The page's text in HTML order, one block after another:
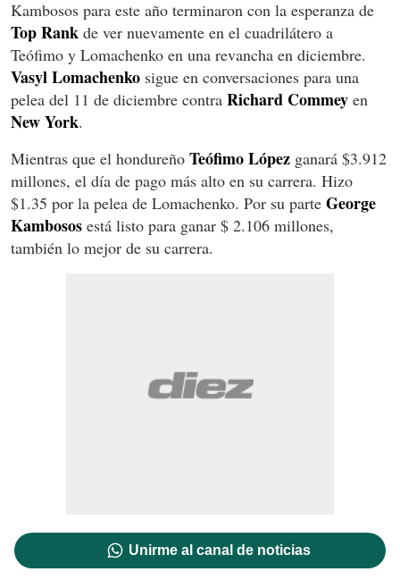
Kambosos para este año terminaron con la esperanza de
Top Rank de ver nuevamente en el cuadrilátero a
Teófimo y Lomachenko en una revancha en diciembre.
Vasyl Lomachenko sigue en conversaciones para una
pelea del 11 de diciembre contra Richard Commey en
New York.
Mientras que el hondureño Teófimo López ganará $3.912
millones, el día de pago más alto en su carrera. Hizo
$1.35 por la pelea de Lomachenko. Por su parte George
Kambosos está listo para ganar $ 2.106 millones,
también lo mejor de su carrera.
Unirme al canal de noticias